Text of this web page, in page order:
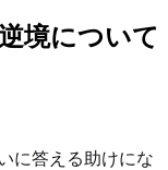
境について
に答える助けにな